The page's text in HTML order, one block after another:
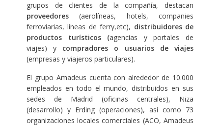
grupos de clientes de la compañía, destacan
proveedores(aerolíneas, hotels, companies
ferroviarias, líneas de ferry,etc), distribuidores de
productos turísticos (agencias y portales de
viajes) y compradores o usuarios de viajes
(empresas y viajeros particulares).
El grupo Amadeus cuenta con alrededor de 10.000
empleados en todo el mundo, distribuidos en sus
sedes de Madrid (oficinas centrales), Niza
(desarrollo) y Erding (operaciones), así como 73
organizaciones locales comerciales (ACO, Amadeus